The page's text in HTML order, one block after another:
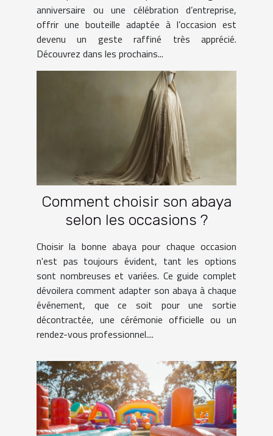
anniversaire ou une célébration d’entreprise,
offrir une bouteille adaptée à l’occasion est
devenu un geste raffiné très apprécié.
Découvrez dans les prochains...
Comment choisir son abaya
selon les occasions ?
Choisir la bonne abaya pour chaque occasion
n'est pas toujours évident, tant les options
sont nombreuses et variées. Ce guide complet
dévoilera comment adapter son abaya à chaque
événement, que ce soit pour une sortie
décontractée, une cérémonie officielle ou un
rendez-vous professionnel....